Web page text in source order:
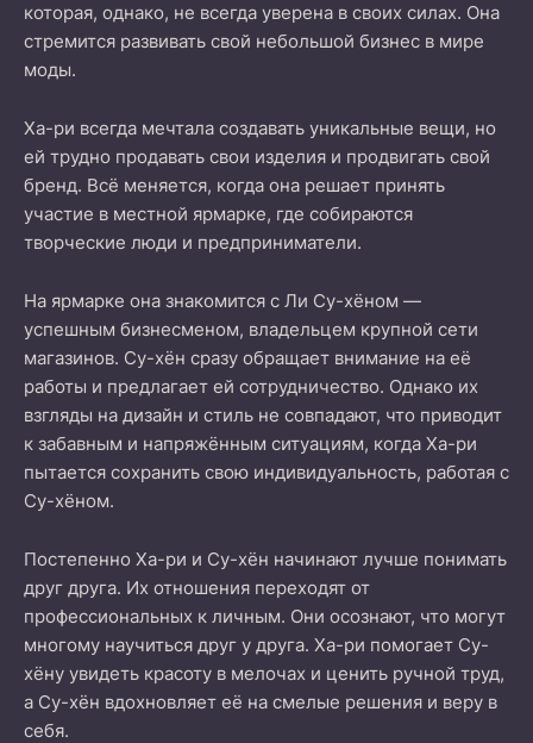
которая, однако, не всегда уверена в своих силах. Она
стремится развивать свой небольшой бизнес в мире
моды.
Ха-ри всегда мечтала создавать уникальные вещи, но
ей трудно продавать свои изделия и продвигать свой
бренд. Всё меняется, когда она решает принять
участие в местной ярмарке, где собираются
творческие люди и предприниматели.
На ярмарке она знакомится с Ли Су-хёном —
успешным бизнесменом, владельцем крупной сети
магазинов. Су-хён сразу обращает внимание на её
работы и предлагает ей сотрудничество. Однако их
взгляды на дизайн и стиль не совпадают, что приводит
к забавным и напряжённым ситуациям, когда Ха-ри
пытается сохранить свою индивидуальность, работая с
Су-хёном.
Постепенно Ха-ри и Су-хён начинают лучше понимать
друг друга. Их отношения переходят от
профессиональных к личным. Они осознают, что могут
многому научиться друг у друга. Ха-ри помогает Су-
хёну увидеть красоту в мелочах и ценить ручной труд,
а Су-хён вдохновляет её на смелые решения и веру в
себя.